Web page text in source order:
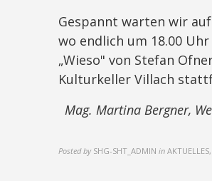
Gespannt warten wir
wo endlich um 18.00
„Wieso" von Stefan
Kulturkeller Villach
Mag. Martina Bergner,
Posted by SHG-SHT_ADMIN in